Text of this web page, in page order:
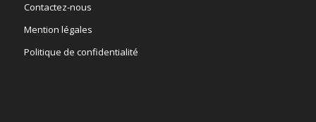
Contactez-nous
Mention légales
Politique de confidentialité